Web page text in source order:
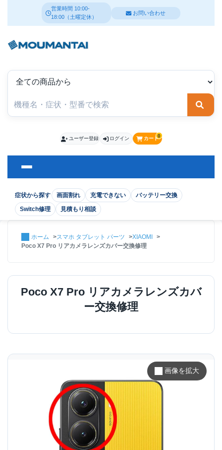
営業時間 10:00-
18:00（土曜定休）
お問い合わせ
検索
症状から探す 画面割れ 充電できない
バッテリー交換
Switch修理
見積もり相談
ユーザー登録 ログイン カート0
ホーム スマホ タブレット パーツ
XIAOMI
Poco X7 Pro リアカメラレンズカバー交換修理
Poco X7 Pro リアカメラレンズカバ
ー交換修理
画像を拡大